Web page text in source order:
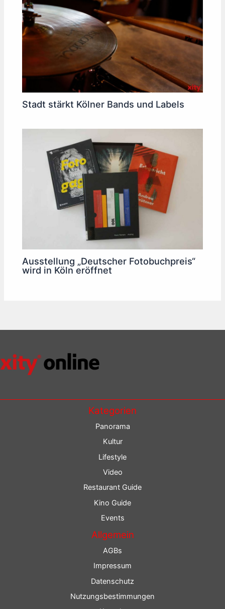
Stadt stärkt Kölner Bands und Labels
Ausstellung „Deutscher Fotobuchpreis“
wird in Köln eröffnet
Kategorien
Panorama
Kultur
Lifestyle
Video
Restaurant Guide
Kino Guide
Events
Allgemein
AGBs
Impressum
Datenschutz
Nutzungsbestimmungen